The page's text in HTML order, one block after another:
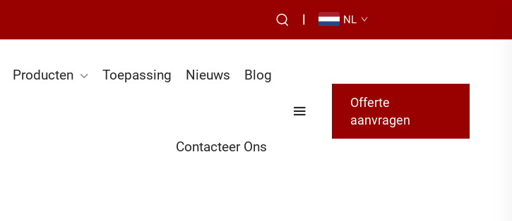
| NL
Producten Toepassing Nieuws Blog
Contacteer Ons
Offerte
aanvragen